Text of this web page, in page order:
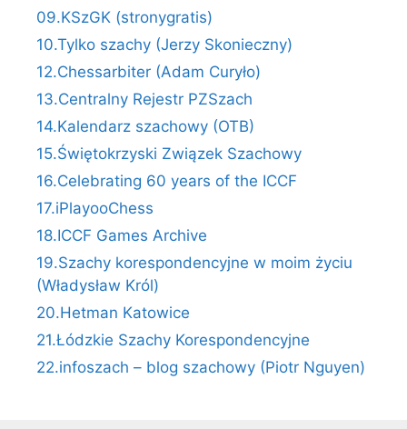
09.KSzGK (stronygratis)
10.Tylko szachy (Jerzy Skonieczny)
12.Chessarbiter (Adam Curyło)
13.Centralny Rejestr PZSzach
14.Kalendarz szachowy (OTB)
15.Świętokrzyski Związek Szachowy
16.Celebrating 60 years of the ICCF
17.iPlayooChess
18.ICCF Games Archive
19.Szachy korespondencyjne w moim życiu
(Władysław Król)
20.Hetman Katowice
21.Łódzkie Szachy Korespondencyjne
22.infoszach – blog szachowy (Piotr Nguyen)